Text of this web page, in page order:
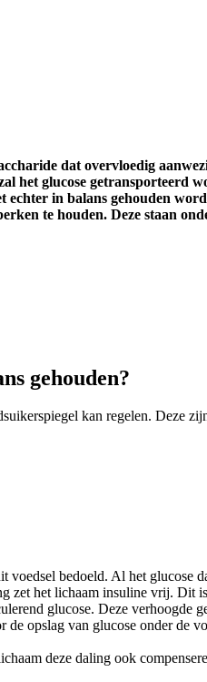
dat overvloedig
het glucose
echter in balans gehouden
te houden. Deze staan
gehouden?
kan regelen. Deze
bedoeld. Al het
zet het lichaam insuline vrij. Dit
glucose. Deze
opslag van glucose onder de
deze daling ook